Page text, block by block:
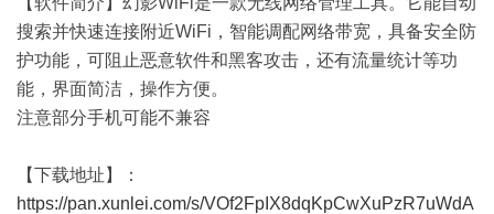
搜索并快速连接附近WiFi，智能调配网络带宽，具备安全防
护功能，可阻止恶意软件和黑客攻击，还有流量统计等功
能，界面简洁，操作方便。
注意部分手机可能不兼容
【下载地址】：
https://pan.xunlei.com/s/VOf2FpIX8dqKpCwXuPzR7uWdA